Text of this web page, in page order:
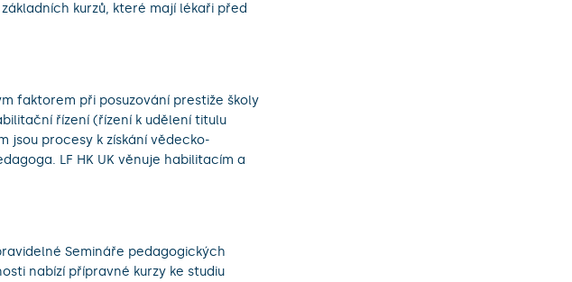
kurzů, které mají lékaři před
faktorem při posuzování prestiže školy
řízení (řízení k udělení titulu
jsou procesy k získání vědecko-
LF HK UK věnuje habilitacím a
Semináře pedagogických
nabízí přípravné kurzy ke studiu